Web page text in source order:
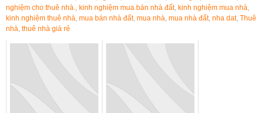
nghiệm cho thuê nhà.
kinh nghiệm mua bán nhà đất, kinh nghiệm mua nhà
kinh nghiệm thuê nhà mua bán nhà đất, mua nhà mua nhà đất, nha dat, Thuê
nhà thuê nhà giá rẻ